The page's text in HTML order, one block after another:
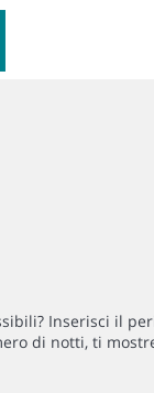
Inserisci il
di notti, ti